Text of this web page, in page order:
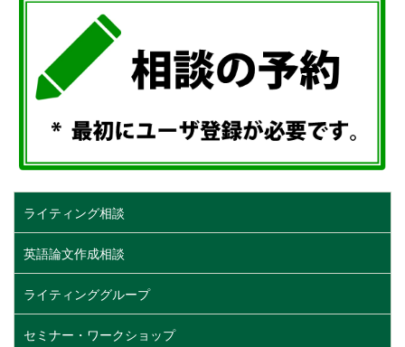
ライティング相談
英語論文作成相談
ライティンググループ
セミナー・ワークショップ